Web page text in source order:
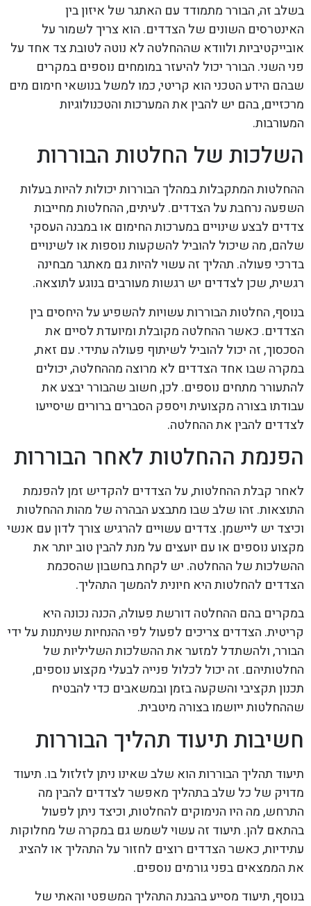
בשלב זה, הבורר מתמודד עם האתגר של איזון בין
האינטרסים השונים של הצדדים. הוא צריך לשמור על
אובייקטיביות ולוודא שההחלטה לא נוטה לטובת צד אחד על
פני השני. הבורר יכול להיעזר במומחים נוספים במקרים
שבהם הידע הטכני הוא קריטי, כמו למשל בנושאי חימום מים
מרכזיים, בהם יש להבין את המערכות והטכנולוגיות
המעורבות.
השלכות של החלטות הבוררות
ההחלטות המתקבלות במהלך הבוררות יכולות להיות בעלות
השפעה נרחבת על הצדדים. לעיתים, ההחלטות מחייבות
צדדים לבצע שינויים במערכות החימום או במבנה העסקי
שלהם, מה שיכול להוביל להשקעות נוספות או לשינויים
בדרכי פעולה. תהליך זה עשוי להיות גם מאתגר מבחינה
רגשית, שכן לצדדים יש רגשות מעורבים בנוגע לתוצאה.
בנוסף, החלטות הבוררות עשויות להשפיע על היחסים בין
הצדדים. כאשר ההחלטה מקובלת ומיועדת לסיים את
הסכסוך, זה יכול להוביל לשיתוף פעולה עתידי. עם זאת,
במקרה שבו אחד הצדדים לא מרוצה מההחלטה, יכולים
להתעורר מתחים נוספים. לכן, חשוב שהבורר יבצע את
עבודתו בצורה מקצועית ויספק הסברים ברורים שיסייעו
לצדדים להבין את ההחלטה.
הפנמת ההחלטות לאחר הבוררות
לאחר קבלת ההחלטות, על הצדדים להקדיש זמן להפנמת
התוצאות. זהו שלב שבו מתבצע הבהרה של מהות ההחלטות
וכיצד יש ליישמן. צדדים עשויים להרגיש צורך לדון עם אנשי
מקצוע נוספים או עם יועצים על מנת להבין טוב יותר את
ההשלכות של ההחלטה. יש לקחת בחשבון שהסכמת
הצדדים להחלטות היא חיונית להמשך התהליך.
במקרים בהם ההחלטה דורשת פעולה, הכנה נכונה היא
קריטית. הצדדים צריכים לפעול לפי ההנחיות שניתנות על ידי
הבורר, ולהשתדל למזער את ההשלכות השליליות של
החלטותיהם. זה יכול לכלול פנייה לבעלי מקצוע נוספים,
תכנון תקציבי והשקעה בזמן ובמשאבים כדי להבטיח
שההחלטות ייושמו בצורה מיטבית.
חשיבות תיעוד תהליך הבוררות
תיעוד תהליך הבוררות הוא שלב שאינו ניתן לזלזול בו. תיעוד
מדויק של כל שלב בתהליך מאפשר לצדדים להבין מה
התרחש, מה היו הנימוקים להחלטות, וכיצד ניתן לפעול
בהתאם להן. תיעוד זה עשוי לשמש גם במקרה של מחלוקות
עתידיות, כאשר הצדדים רוצים לחזור על התהליך או להציג
את הממצאים בפני גורמים נוספים.
בנוסף, תיעוד מסייע בהבנת התהליך המשפטי והאתי של